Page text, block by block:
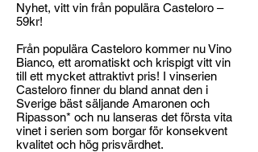
Nyhet, vitt vin från populära Casteloro –
59kr!
Från populära Casteloro kommer nu Vino
Bianco, ett aromatiskt och krispigt vitt vin
till ett mycket attraktivt pris! I vinserien
Casteloro finner du bland annat den i
Sverige bäst säljande Amaronen och
Ripasson* och nu lanseras det första vita
vinet i serien som borgar för konsekvent
kvalitet och hög prisvärdhet.